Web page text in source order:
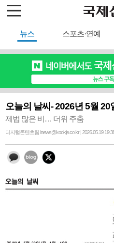
뉴스 스포츠·연예
오늘의 날씨- 2026년 5월 20
제법 많은 비… 더위 주춤
디지털콘텐츠팀 inews@kookje.co.kr | 2026.05.19